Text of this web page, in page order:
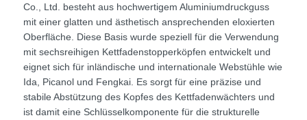
Co., Ltd. besteht aus hochwertigem Aluminiumdruckguss
mit einer glatten und ästhetisch ansprechenden eloxierten
Oberfläche. Diese Basis wurde speziell für die Verwendung
mit sechsreihigen Kettfadenstopperköpfen entwickelt und
eignet sich für inländische und internationale Webstühle wie
Ida, Picanol und Fengkai. Es sorgt für eine präzise und
stabile Abstützung des Kopfes des Kettfadenwächters und
ist damit eine Schlüsselkomponente für die strukturelle